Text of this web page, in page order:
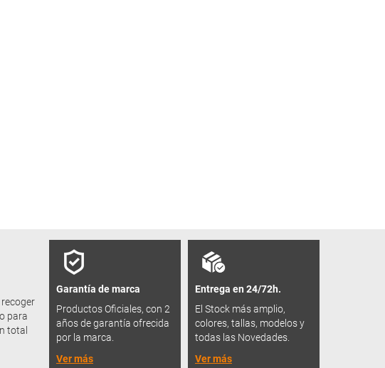
para
total
Garantía de marca
Productos Oficiales, con 2
años de garantía ofrecida
por la marca.
Ver más
Entrega en 24/72h.
El Stock más amplio,
colores, tallas, modelos y
todas las Novedades.
Ver más